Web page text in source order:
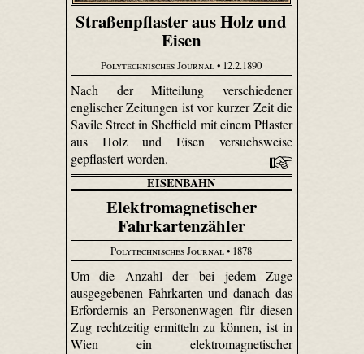
Straßenpflaster aus Holz und
Eisen
Polytechnisches Journal• 12.2.1890
Nach der Mitteilung verschiedener
englischer Zeitungen ist vor kurzer Zeit die
Savile Street in Sheffield mit einem Pflaster
aus Holz und Eisen versuchsweise
gepflastert worden.
EISENBAHN
Elektromagnetischer
Fahrkartenzähler
Polytechnisches Journal• 1878
Um die Anzahl der bei jedem Zuge
ausgegebenen Fahrkarten und danach das
Erfordernis an Personenwagen für diesen
Zug rechtzeitig ermitteln zu können, ist in
Wien ein elektromagnetischer